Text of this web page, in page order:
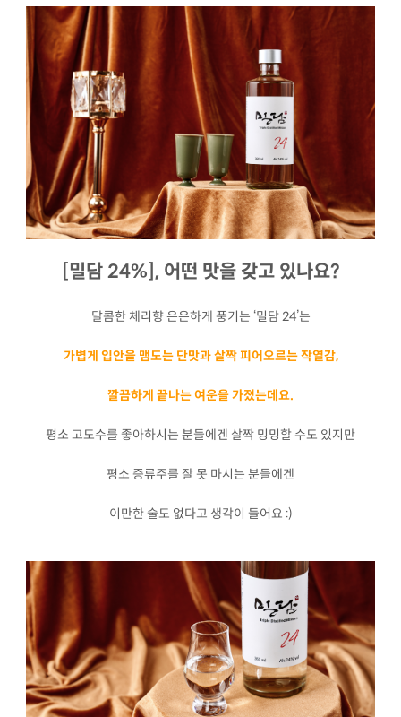
[밀담 24%], 어떤 맛을 갖고 있나요?
달콤한 체리향 은은하게 풍기는 ‘밀담 24’는
가볍게 입안을 맴도는 단맛과 살짝 피어오르는 작열감,
깔끔하게 끝나는 여운을 가졌는데요.
평소 고도수를 좋아하시는 분들에겐 살짝 밍밍할 수도 있지만
평소 증류주를 잘 못 마시는 분들에겐
이만한 술도 없다고 생각이 들어요 :)